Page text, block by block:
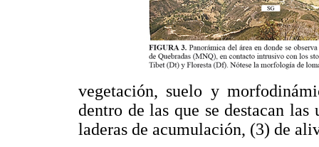
vegetación, suelo y
dentro de las que se destacan
laderas de acumulación, (3) de